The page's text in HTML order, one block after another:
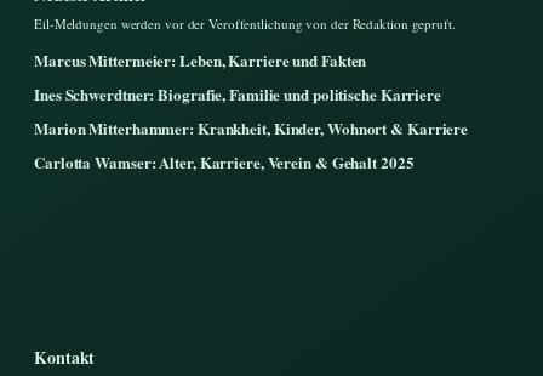
Eil-Meldungen werden vor der Veroffentlichung von der Redaktion gepruft.
Marcus Mittermeier: Leben, Karriere und Fakten
Ines Schwerdtner: Biografie, Familie und politische Karriere
Marion Mitterhammer: Krankheit, Kinder, Wohnort & Karriere
Carlotta Wamser: Alter, Karriere, Verein & Gehalt 2025
Kontakt